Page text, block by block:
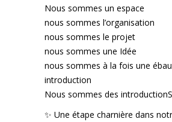
Nous sommes un espace
nous sommes l’organisation
nous sommes le projet
nous sommes une Idée
nous sommes à la fois une
introduction
Nous sommes des
✨ Une étape charnière dans